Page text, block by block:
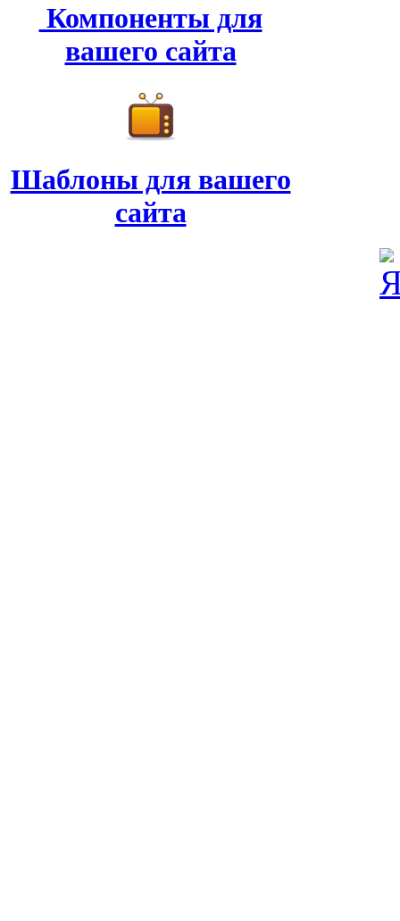
Компоненты для
вашего сайта
Шаблоны для вашего
сайта